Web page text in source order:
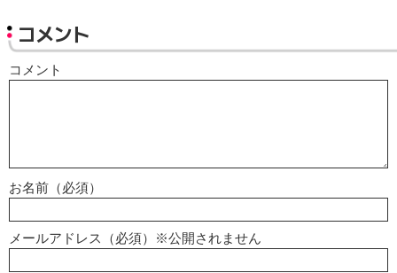
コメント
コメント
お名前（必須）
メールアドレス（必須）※公開されません